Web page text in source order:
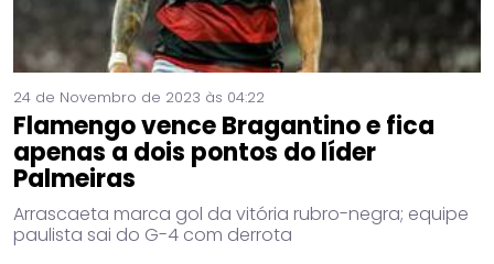
24 de Novembro de 2023 às 04:22
Flamengo vence Bragantino e fica
apenas a dois pontos do líder
Palmeiras
Arrascaeta marca gol da vitória rubro-negra; equipe
paulista sai do G-4 com derrota